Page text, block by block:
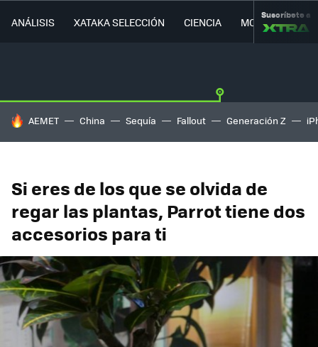
ANÁLISIS XATAKA SELECCIÓN CIENCIA MOVILIDAD
Suscríbete a
HOY SE HABLA DE
AEMET China Sequía Fallout Generación Z
Si eres de los que se olvida de
regar las plantas, Parrot tiene dos
accesorios para ti